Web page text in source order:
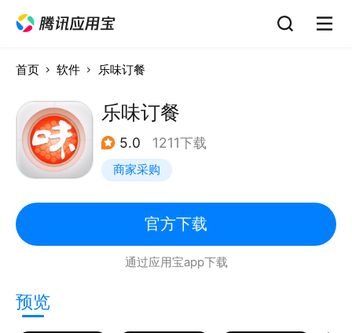
首页 软件 乐味订餐
乐味订餐
5.0 1211下载
商家采购
官方下载
通过应用宝app下载
预览